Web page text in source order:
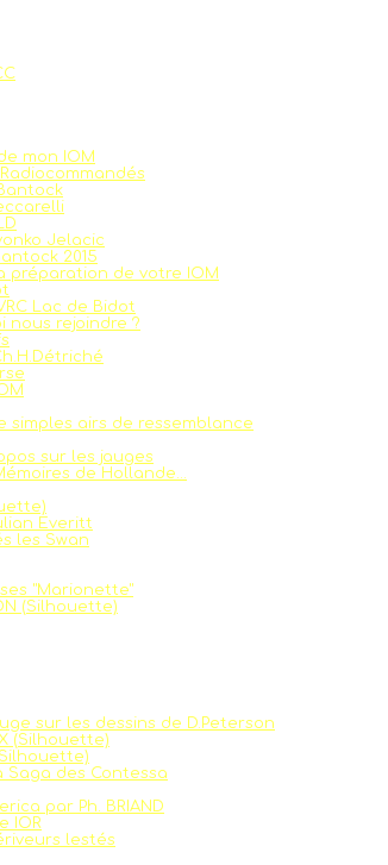
mon IOM
Jelacic
2015
préparation de votre IOM
Lac de Bidot
nous rejoindre ?
simples airs de ressemblance
sur les jauges
de Hollande...
Everitt
les Swan
"Marionette"
(Silhouette)
sur les dessins de D.Peterson
(Silhouette)
Saga des Contessa
par Ph. BRIAND
IOR
lestés